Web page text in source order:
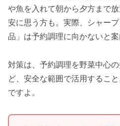
や魚を入れて朝から夕方まで
安に思う方も。実際、シャー
品」は予約調理に向かないと案
対策は、予約調理を野菜中心
ど、安全な範囲で活用するこ
ですよ。